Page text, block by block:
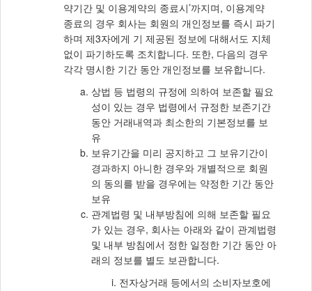
약기간 및 이용계약의 종료시’까지며, 이용계약
종료의 경우 회사는 회원의 개인정보를 즉시 파기
하며 제3자에게 기 제공된 정보에 대해서도 지체
없이 파기하도록 조치합니다. 또한, 다음의 경우
각각 명시한 기간 동안 개인정보를 보유합니다.
상법 등 법령의 규정에 의하여 보존할 필요
성이 있는 경우 법령에서 규정한 보존기간
동안 거래내역과 최소한의 기본정보를 보
유
보유기간을 미리 공지하고 그 보유기간이
경과하지 아니한 경우와 개별적으로 회원
의 동의를 받을 경우에는 약정한 기간 동안
보유
관계법령 및 내부방침에 의해 보존할 필요
가 있는 경우, 회사는 아래와 같이 관계법령
및 내부 방침에서 정한 일정한 기간 동안 아
래의 정보를 별도 보관합니다.
전자상거래 등에서의 소비자보호에